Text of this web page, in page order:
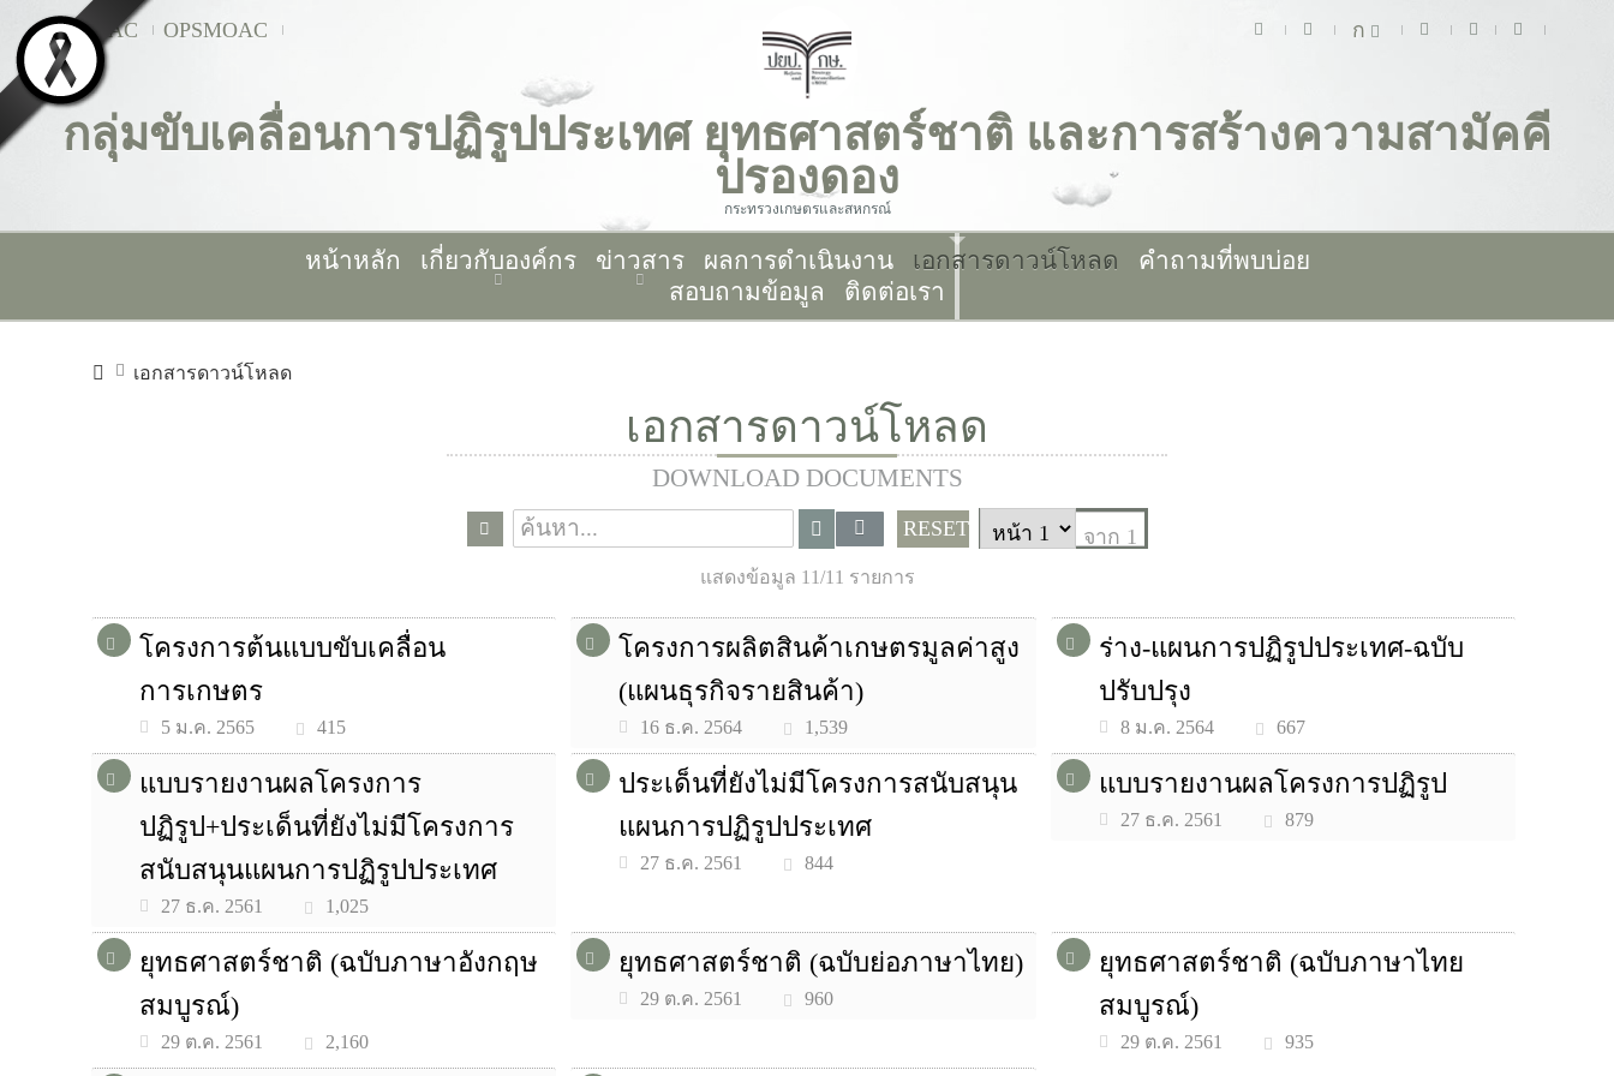
MOAC OPSMOAC ก
กลุ่มขับเคลื่อนการปฏิรูปประเทศ ยุทธศาสตร์ชาติ และการสร้างความสามัคคี
ปรองดอง
กระทรวงเกษตรและสหกรณ์
หน้าหลัก เกี่ยวกับองค์กร ข่าวสาร ผลการดำเนินงาน เอกสารดาวน์โหลด
คำถามที่พบบ่อย
สอบถามข้อมูล
ติดต่อเรา
เอกสารดาวน์โหลด
เอกสารดาวน์โหลด
DOWNLOAD DOCUMENTS
RESET จาก 1
แสดงข้อมูล 11/11 รายการ
โครงการต้นแบบขับเคลื่อน
การเกษตร
5 ม.ค. 2565 415
โครงการผลิตสินค้าเกษตรมูลค่าสูง
(แผนธุรกิจรายสินค้า)
16 ธ.ค. 2564 1,539
ร่าง-แผนการปฏิรูปประเทศ-ฉบับ
ปรับปรุง
8 ม.ค. 2564 667
แบบรายงานผลโครงการ
ปฏิรูป+ประเด็นที่ยังไม่มีโครงการ
สนับสนุนแผนการปฏิรูปประเทศ
27 ธ.ค. 2561 1,025
ประเด็นที่ยังไม่มีโครงการสนับสนุน
แผนการปฏิรูปประเทศ
27 ธ.ค. 2561 844
แบบรายงานผลโครงการปฏิรูป
27 ธ.ค. 2561 879
ยุทธศาสตร์ชาติ (ฉบับภาษาอังกฤษ
สมบูรณ์)
29 ต.ค. 2561 2,160
ยุทธศาสตร์ชาติ (ฉบับย่อภาษาไทย)
29 ต.ค. 2561 960
ยุทธศาสตร์ชาติ (ฉบับภาษาไทย
สมบูรณ์)
29 ต.ค. 2561 935